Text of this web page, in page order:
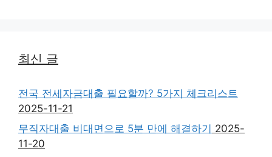
최신 글
전국 전세자금대출 필요할까? 5가지 체크리스트
2025-11-21
무직자대출 비대면으로 5분 만에 해결하기 2025-
11-20